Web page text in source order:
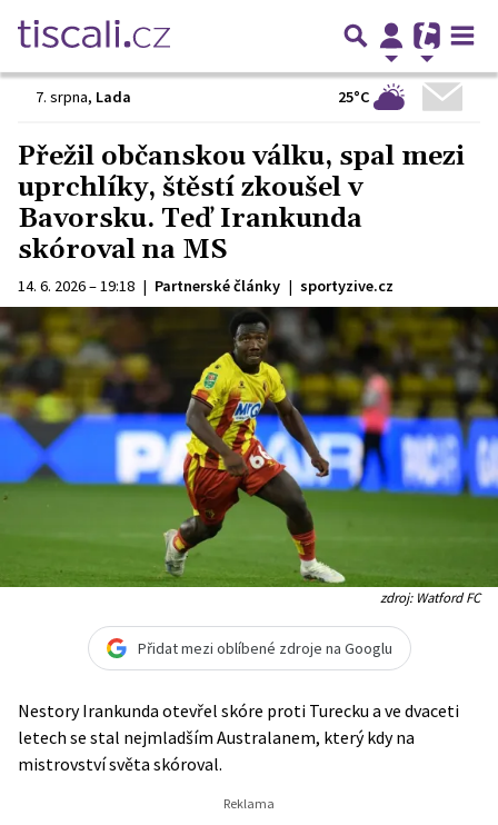
7. srpna, Lada 25°C
Přežil občanskou válku, spal mezi
uprchlíky, štěstí zkoušel v
Bavorsku. Teď Irankunda
skóroval na MS
14. 6. 2026 – 19:18 | Partnerské články | sportyzive.cz
zdroj: Watford FC
Přidat mezi oblíbené zdroje na Googlu
Nestory Irankunda otevřel skóre proti Turecku a ve dvaceti
letech se stal nejmladším Australanem, který kdy na
mistrovství světa skóroval.